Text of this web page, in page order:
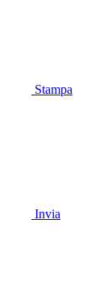
Stampa
Invia